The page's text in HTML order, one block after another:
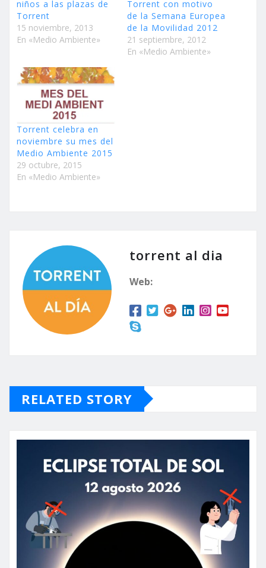
niños a las plazas de
Torrent
15 noviembre, 2013
En «Medio Ambiente»
Torrent con motivo
de la Semana Europea
de la Movilidad 2012
21 septiembre, 2012
En «Medio Ambiente»
Torrent celebra en
noviembre su mes del
Medio Ambiente 2015
29 octubre, 2015
En «Medio Ambiente»
torrent al dia
Web:
RELATED STORY